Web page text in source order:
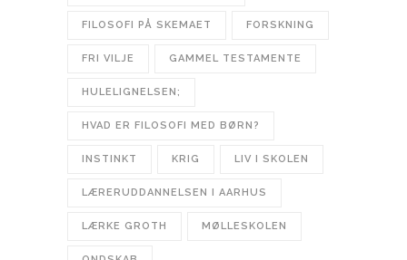
FILOSOFI PÅ SKEMAET FORSKNING
FRI VILJE GAMMEL TESTAMENTE
HULELIGNELSEN;
HVAD ER FILOSOFI MED BØRN?
INSTINKT KRIG LIV I SKOLEN
LÆRERUDDANNELSEN I AARHUS
LÆRKE GROTH MØLLESKOLEN